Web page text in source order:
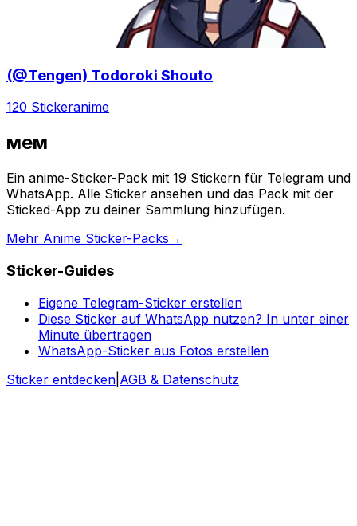
(@Tengen) Todoroki Shouto
120 Stickeranime
мем
Ein anime-Sticker-Pack mit 19 Stickern für Telegram und
WhatsApp. Alle Sticker ansehen und das Pack mit der
Sticked-App zu deiner Sammlung hinzufügen.
Mehr Anime Sticker-Packs →
Sticker-Guides
Eigene Telegram-Sticker erstellen
Diese Sticker auf WhatsApp nutzen? In unter einer
Minute übertragen
WhatsApp-Sticker aus Fotos erstellen
Sticker entdecken AGB & Datenschutz